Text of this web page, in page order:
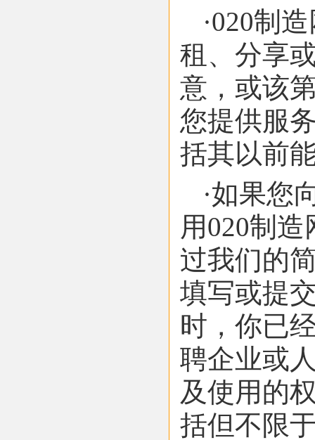
·020制
租、分享
意，或该
您提供服
括其以前
·如果您
用020制
过我们的
填写或提
时，你已
聘企业或
及使用的
括但不限